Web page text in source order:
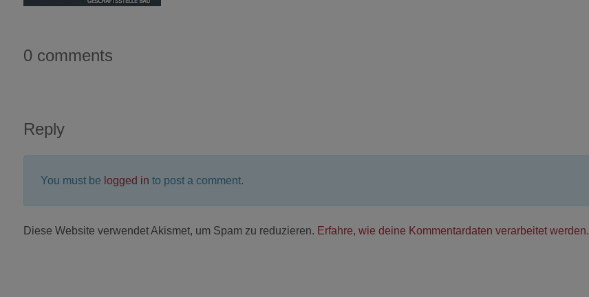
0 comments
Reply
You must be logged in to post a comment.
Diese Website verwendet Akismet, um Spam zu reduzieren. Erfahre, wie deine Kommentardaten verarbeitet werden.